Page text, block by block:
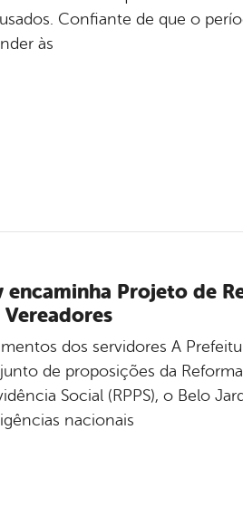
Confiante de que o
às
Projeto de
dos servidores A
de proposições da Reforma
Social (RPPS), o Belo
nacionais